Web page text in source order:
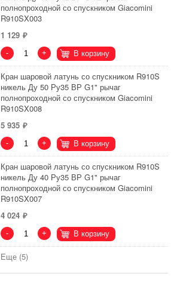
полнопроходной со спускником Giacomini
R910SX003
1 129
- + В корзину
Кран шаровой латунь со спускником R910S
никель Ду 50 Ру35 ВР G1" рычаг
полнопроходной со спускником Giacomini
R910SX008
5 935
- + В корзину
Кран шаровой латунь со спускником R910S
никель Ду 40 Ру35 ВР G1" рычаг
полнопроходной со спускником Giacomini
R910SX007
4 024
- + В корзину
Еще (5)